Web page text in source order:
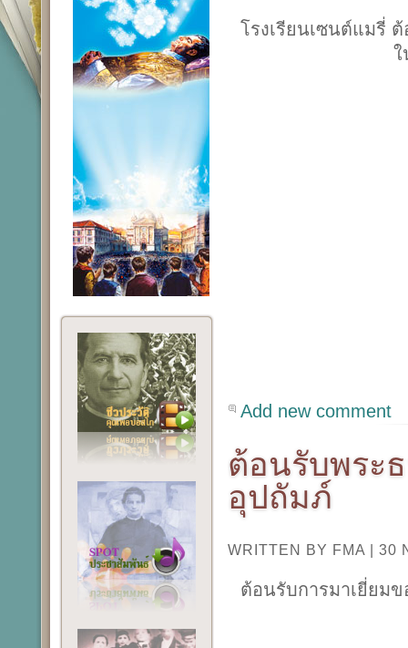
โรงเรียนเซนต์แมรี่
ใ
Add new comment
ต้อนรับพระ
อุปถัมภ์
WRITTEN BY FMA 30
ต้อนรับการมาเยี่ยม